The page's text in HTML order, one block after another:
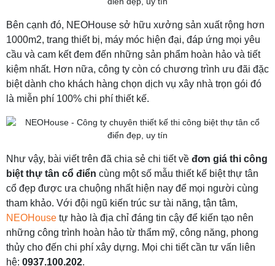
Bên cạnh đó, NEOHouse sở hữu xưởng sản xuất rộng hơn
1000m2, trang thiết bị, máy móc hiện đại, đáp ứng mọi yêu
cầu và cam kết đem đến những sản phẩm hoàn hảo và tiết
kiệm nhất. Hơn nữa, công ty còn có chương trình ưu đãi đặc
biệt dành cho khách hàng chọn dịch vụ xây nhà trọn gói đó
là miễn phí 100% chi phí thiết kế.
Như vậy, bài viết trên đã chia sẻ chi tiết về đơn giá thi công
biệt thự tân cổ điển cùng một số mẫu thiết kế biệt thự tân
cổ đẹp được ưa chuộng nhất hiện nay để mọi người cùng
tham khảo. Với đội ngũ kiến trúc sư tài năng, tận tâm,
NEOHouse tự hào là địa chỉ đáng tin cậy để kiến tạo nên
những công trình hoàn hảo từ thẩm mỹ, công năng, phong
thủy cho đến chi phí xây dựng. Mọi chi tiết cần tư vấn liên
hệ: 0937.100.202.